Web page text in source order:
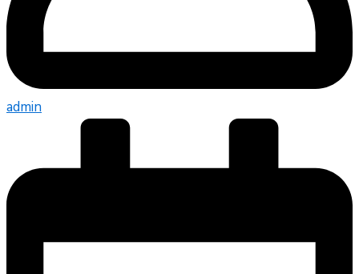
admin